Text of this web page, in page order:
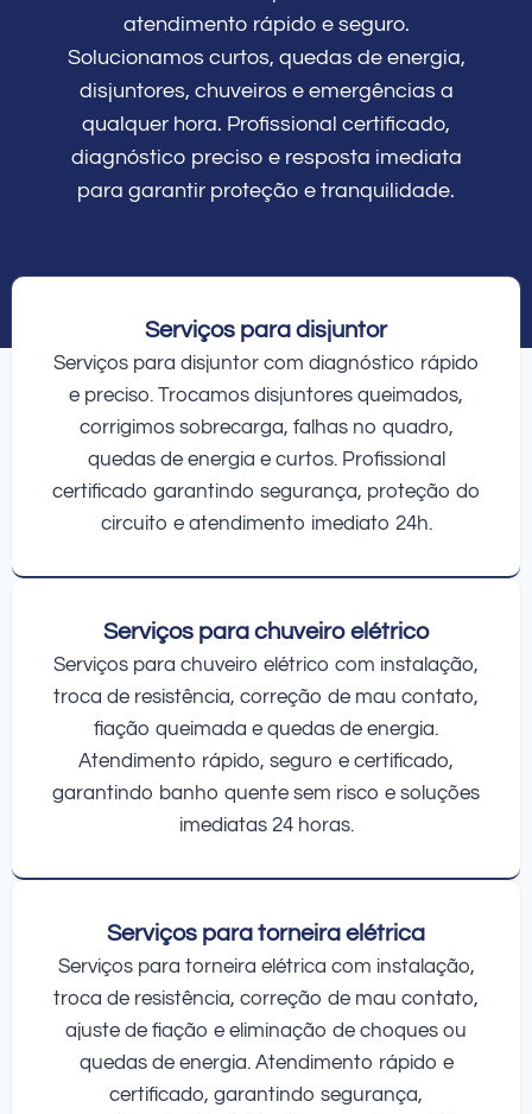
atendimento rápido e seguro.
Solucionamos curtos, quedas de energia,
disjuntores, chuveiros e emergências a
qualquer hora. Profissional certificado,
diagnóstico preciso e resposta imediata
para garantir proteção e tranquilidade.
Serviços para disjuntor
Serviços para disjuntor com diagnóstico rápido
e preciso. Trocamos disjuntores queimados,
corrigimos sobrecarga, falhas no quadro,
quedas de energia e curtos. Profissional
certificado garantindo segurança, proteção do
circuito e atendimento imediato 24h.
Serviços para chuveiro elétrico
Serviços para chuveiro elétrico com instalação,
troca de resistência, correção de mau contato,
fiação queimada e quedas de energia.
Atendimento rápido, seguro e certificado,
garantindo banho quente sem risco e soluções
imediatas 24 horas.
Serviços para torneira elétrica
Serviços para torneira elétrica com instalação,
troca de resistência, correção de mau contato,
ajuste de fiação e eliminação de choques ou
quedas de energia. Atendimento rápido e
certificado, garantindo segurança,